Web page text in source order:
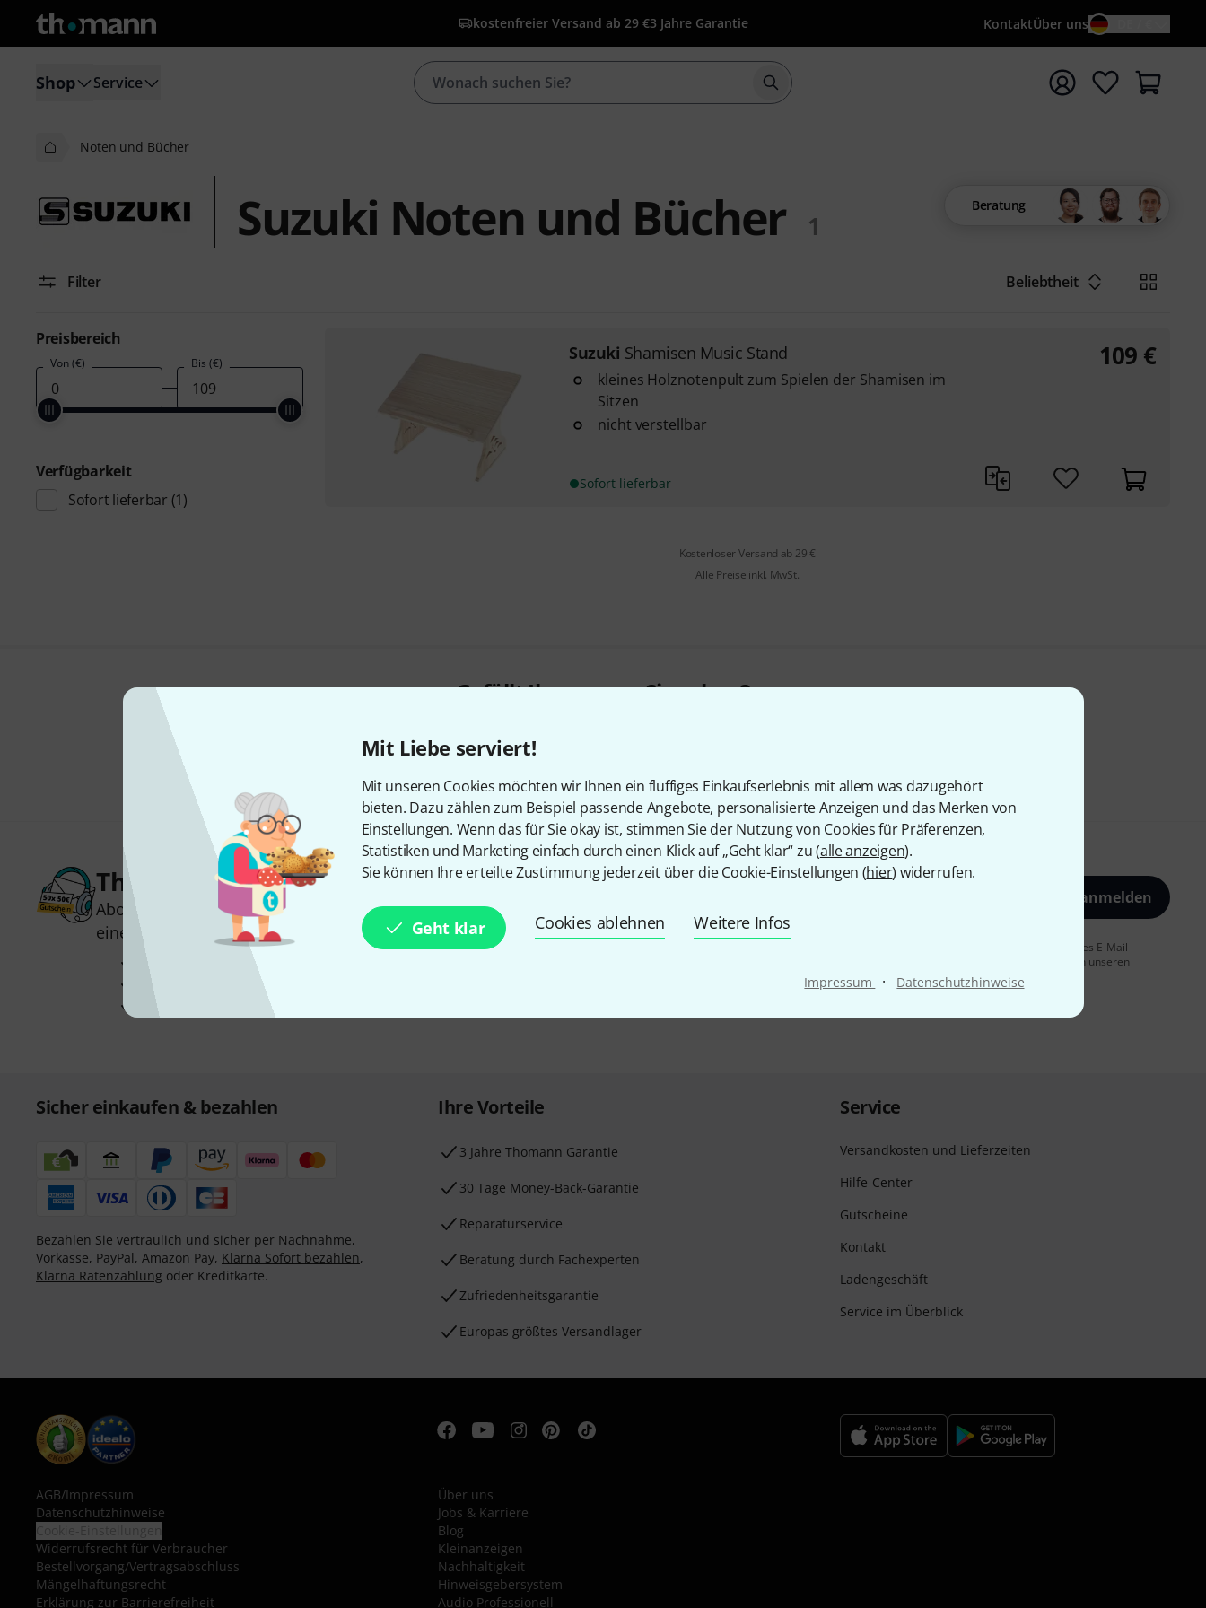
Mit Liebe serviert!
Mit unseren Cookies möchten wir Ihnen ein fluffiges Einkaufserlebnis mit allem was dazugehört
bieten. Dazu zählen zum Beispiel passende Angebote, personalisierte Anzeigen und das Merken von
Einstellungen. Wenn das für Sie okay ist, stimmen Sie der Nutzung von Cookies für Präferenzen,
Statistiken und Marketing einfach durch einen Klick auf „Geht klar“ zu (alle anzeigen).
Sie können Ihre erteilte Zustimmung jederzeit über die Cookie-Einstellungen (hier) widerrufen.
Geht klar Cookies ablehnen Weitere Infos
Impressum · Datenschutzhinweise
kostenfreier Versand ab 29 €3 Jahre Garantie KontaktÜber uns
Shop Service Suche mit Suchwort {searchTerm} starten
Noten und Bücher
Suzuki Noten und Bücher 1
Beratung
Filter Beliebtheit
Preisbereich
Von (€) Bis (€)
Verfügbarkeit
Sofort lieferbar (1)
Suzuki Shamisen Music Stand
kleines Holznotenpult zum Spielen der Shamisen im
Sitzen
nicht verstellbar
Sofort lieferbar
109 €
Kostenloser Versand ab 29 €
Alle Preise inkl. MwSt.
Gefällt Ihnen, was Sie sehen?
Teilen
Thomann Newsletter
Abonniere den Thomann Newsletter und gewinne mit etwas Glück
einen von
50 Gutscheinen über jeweils 50€!
Inspirierende Beiträge
Jetzt anmelden
Mit Klick auf „Jetzt anmelden“ stimmen Sie dem Erhalt von E-Mail-Werbung und einer Messung des E-Mail-
Nutzungsverhaltens zu. Die Abmeldung ist jederzeit möglich. Weitere Informationen finden Sie in unseren
Sicher einkaufen & bezahlen
Bezahlen Sie vertraulich und sicher per Nachnahme,
Vorkasse, PayPal, Amazon Pay, Klarna Sofort bezahlen,
Klarna Ratenzahlung oder Kreditkarte.
Ihre Vorteile
3 Jahre Thomann Garantie
30 Tage Money-Back-Garantie
Reparaturservice
Beratung durch Fachexperten
Zufriedenheitsgarantie
Europas größtes Versandlager
Service
Versandkosten und Lieferzeiten
Hilfe-Center
Gutscheine
Kontakt
Ladengeschäft
Service im Überblick
AGB/Impressum
Datenschutzhinweise
Widerrufsrecht für Verbraucher
Bestellvorgang/Vertragsabschluss
Mängelhaftungsrecht
Erklärung zur Barrierefreiheit
Über uns
Jobs & Karriere
Blog
Kleinanzeigen
Nachhaltigkeit
Hinweisgebersystem
Audio Professionell